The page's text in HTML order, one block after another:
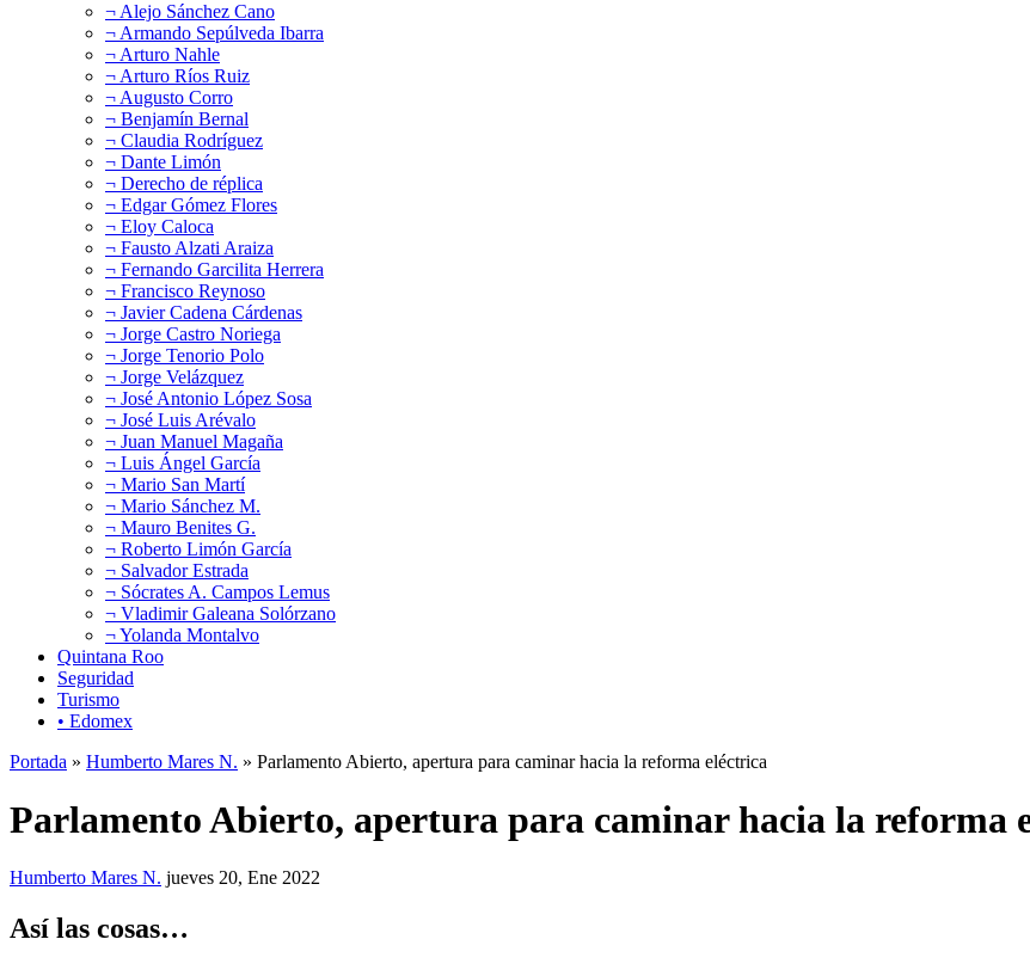
¬ Alejo Sánchez Cano
¬ Armando Sepúlveda Ibarra
¬ Arturo Nahle
¬ Arturo Ríos Ruiz
¬ Augusto Corro
¬ Benjamín Bernal
¬ Claudia Rodríguez
¬ Dante Limón
¬ Derecho de réplica
¬ Edgar Gómez Flores
¬ Eloy Caloca
¬ Fausto Alzati Araiza
¬ Fernando Garcilita Herrera
¬ Francisco Reynoso
¬ Javier Cadena Cárdenas
¬ Jorge Castro Noriega
¬ Jorge Tenorio Polo
¬ Jorge Velázquez
¬ José Antonio López Sosa
¬ José Luis Arévalo
¬ Juan Manuel Magaña
¬ Luis Ángel García
¬ Mario San Martí
¬ Mario Sánchez M.
¬ Mauro Benites G.
¬ Roberto Limón García
¬ Salvador Estrada
¬ Sócrates A. Campos Lemus
¬ Vladimir Galeana Solórzano
¬ Yolanda Montalvo
Quintana Roo
Seguridad
Turismo
• Edomex
Portada » Humberto Mares N. » Parlamento Abierto, apertura para caminar hacia la reforma eléctrica
Parlamento Abierto, apertura para caminar hacia la reforma
Humberto Mares N. jueves 20, Ene 2022
Así las cosas…